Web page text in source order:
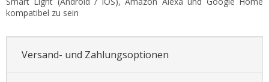
kompatibel zu sein
Versand- und Zahlungsoptionen